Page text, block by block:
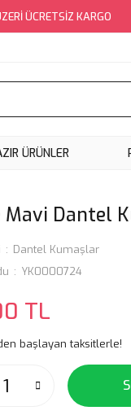
ÜCRETSİZ KARGO
ÜRÜNLER
Mavi Dantel
Dantel Kumaşlar
YK0000724
TL
başlayan taksitlerle!